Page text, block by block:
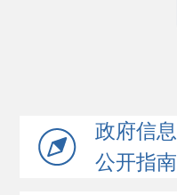
政府信息
公开指南